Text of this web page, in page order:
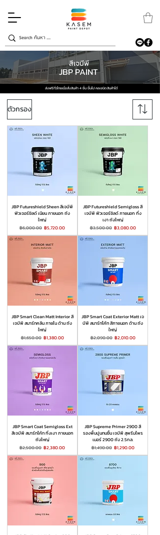
สีเจบีพี
JBP PAINT
ส่งฟรีทั่วไทยเมื่อสั่งสินค้า 4 ชิ้น ขึ้นไป คละชนิดสินค้าได้
ตัวกรอง
JBP Futureshield Sheen สีเจบีพี
ฟิวเจอร์ชิลด์ เนียน ภายนอก ถัง
ใหญ่
ราคาปกติ
฿6,000.00 ราคาขายลด
฿5,720.00
JBP Futureshield Semigloss สี
เจบีพี ฟิวเจอร์ชิลด์ ภายนอก กึ่ง
เงา ถังใหญ่
ราคาปกติ
฿3,500.00 ราคาขายลด
฿3,080.00
JBP Smart Clean Matt Interior สี
เจบีพี สมาร์ทคลีน ภายใน ด้าน ถัง
ใหญ่
ราคาปกติ
฿1,650.00 ราคาขายลด
฿1,380.00
JBP Smart Coat Exterior Matt เจ
บีพี สมาร์ทโค้ท สีภายนอก ด้าน ถัง
ใหญ่
ราคาปกติ
฿2,090.00 ราคาขายลด
฿2,010.00
JBP Smart Coat Semigloss Ext
สีเจบีพี สมาร์ทโค้ท กึ่งเงา ภายนอก
ถังใหญ่
ราคาปกติ
฿2,500.00 ราคาขายลด
฿2,380.00
JBP Supreme Primer 2900 สี
รองพื้นปูนทนชื้น เจบีพี สุพรีมไพร
เมอร์ 2900 ถัง 2.5กล.
ราคาปกติ
฿1,490.00 ราคาขายลด
฿1,290.00